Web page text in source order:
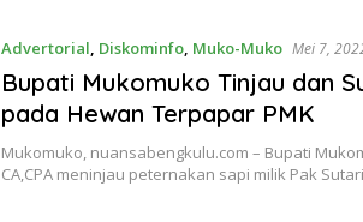
Advertorial, Diskominfo, Muko-Muko Mei 7,
Bupati Mukomuko Tinjau dan
pada Hewan Terpapar PMK
Mukomuko, nuansabengkulu.com – Bupati
CA,CPA meninjau peternakan sapi milik Pak